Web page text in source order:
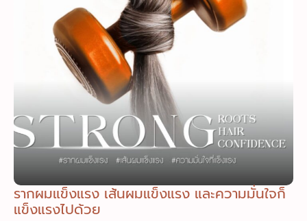
รากผมแข็งแรง เส้นผมแข็งแรง และความมั่นใจก็
แข็งแรงไปด้วย